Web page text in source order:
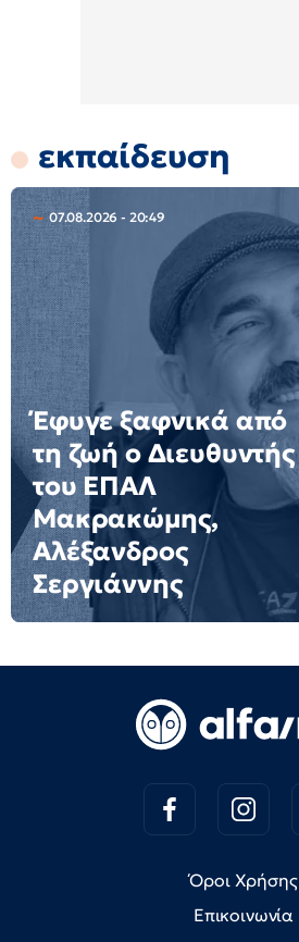
εκπαίδευση
07.08.2026 - 20:49
Έφυγε ξαφνικά από
τη ζωή ο Διευθυντής
του ΕΠΑΛ
Μακρακώμης,
Αλέξανδρος
Σεργιάννης
Όροι Χρήσης
Επικοινωνία